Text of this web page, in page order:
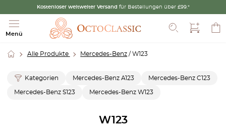
Kostenloser weltweiter Versand für Bestellungen über £99.*
Menü
Suche
Alle Produkte Mercedes-Benz / W123
Kategorien Mercedes-Benz A123 Mercedes-Benz C123
Mercedes-Benz S123 Mercedes-Benz W123
W123